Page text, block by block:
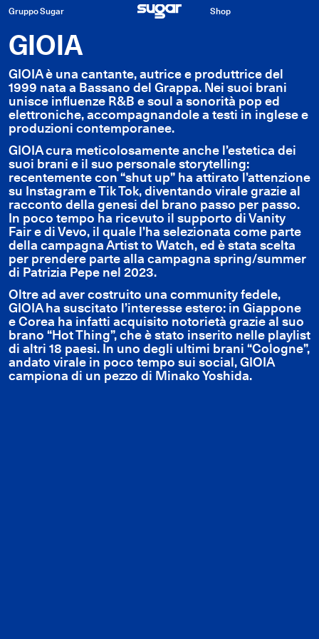
Gruppo Sugar Shop
GIOIA
GIOIA è una cantante, autrice e produttrice del
1999 nata a Bassano del Grappa. Nei suoi brani
unisce influenze R&B e soul a sonorità pop ed
elettroniche, accompagnandole a testi in inglese e
produzioni contemporanee.
GIOIA cura meticolosamente anche l’estetica dei
suoi brani e il suo personale storytelling:
recentemente con “shut up” ha attirato l’attenzione
su Instagram e Tik Tok, diventando virale grazie al
racconto della genesi del brano passo per passo.
In poco tempo ha ricevuto il supporto di Vanity
Fair e di Vevo, il quale l’ha selezionata come parte
della campagna Artist to Watch, ed è stata scelta
per prendere parte alla campagna spring/summer
di Patrizia Pepe nel 2023.
Oltre ad aver costruito una community fedele,
GIOIA ha suscitato l’interesse estero: in Giappone
e Corea ha infatti acquisito notorietà grazie al suo
brano “Hot Thing”, che è stato inserito nelle playlist
di altri 18 paesi. In uno degli ultimi brani “Cologne”,
andato virale in poco tempo sui social, GIOIA
campiona di un pezzo di Minako Yoshida.